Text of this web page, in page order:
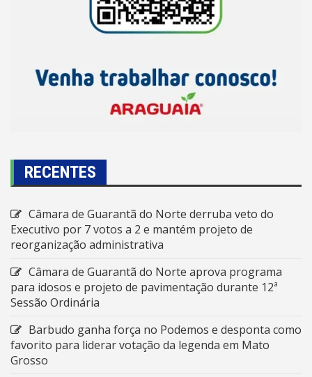
RECENTES
Câmara de Guarantã do Norte derruba veto do
Executivo por 7 votos a 2 e mantém projeto de
reorganização administrativa
Câmara de Guarantã do Norte aprova programa
para idosos e projeto de pavimentação durante 12ª
Sessão Ordinária
Barbudo ganha força no Podemos e desponta como
favorito para liderar votação da legenda em Mato
Grosso